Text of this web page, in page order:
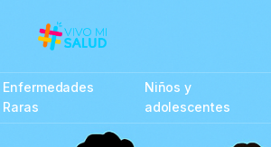
Enfermedades
Raras
Niños y
adolescentes